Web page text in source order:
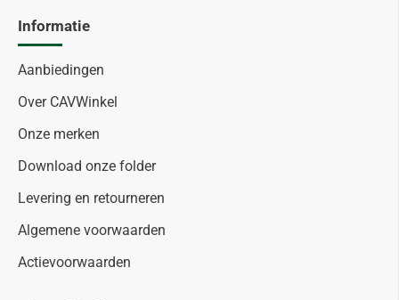
Informatie
Aanbiedingen
Over CAVWinkel
Onze merken
Download onze folder
Levering en retourneren
Algemene voorwaarden
Actievoorwaarden